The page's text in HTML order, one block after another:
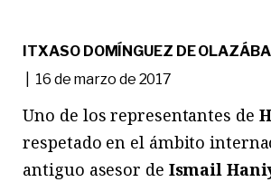
ITXASO DOMÍNGUEZ DE
| 16 de marzo de 2017
Uno de los representantes de
respetado en el ámbito
antiguo asesor de Ismail